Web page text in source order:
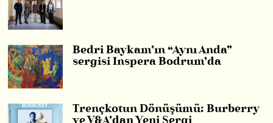
Bedri Baykam’ın “Aynı Anda”
sergisi Inspera Bodrum’da
Trençkotun Dönüşümü: Burberry
ve V&A’dan Yeni Sergi